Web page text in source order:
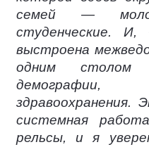
семей —
студенческие. И,
выстроена
одним столом
здравоохранения.
системная
рельсы, и я